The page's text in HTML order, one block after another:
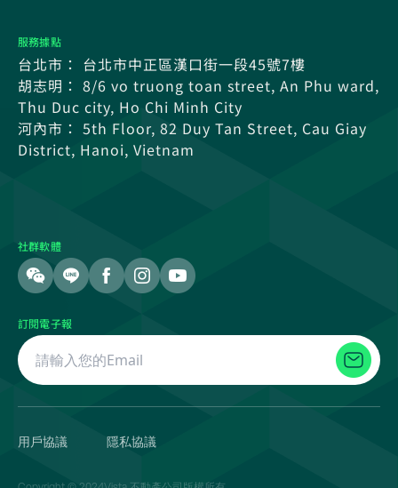
服務據點
台北市： 台北市中正區漢口街一段45號7樓
胡志明： 8/6 vo truong toan street, An Phu ward,
Thu Duc city, Ho Chi Minh City
河內市： 5th Floor, 82 Duy Tan Street, Cau Giay
District, Hanoi, Vietnam
社群軟體
訂閱電子報
用戶協議 隱私協議